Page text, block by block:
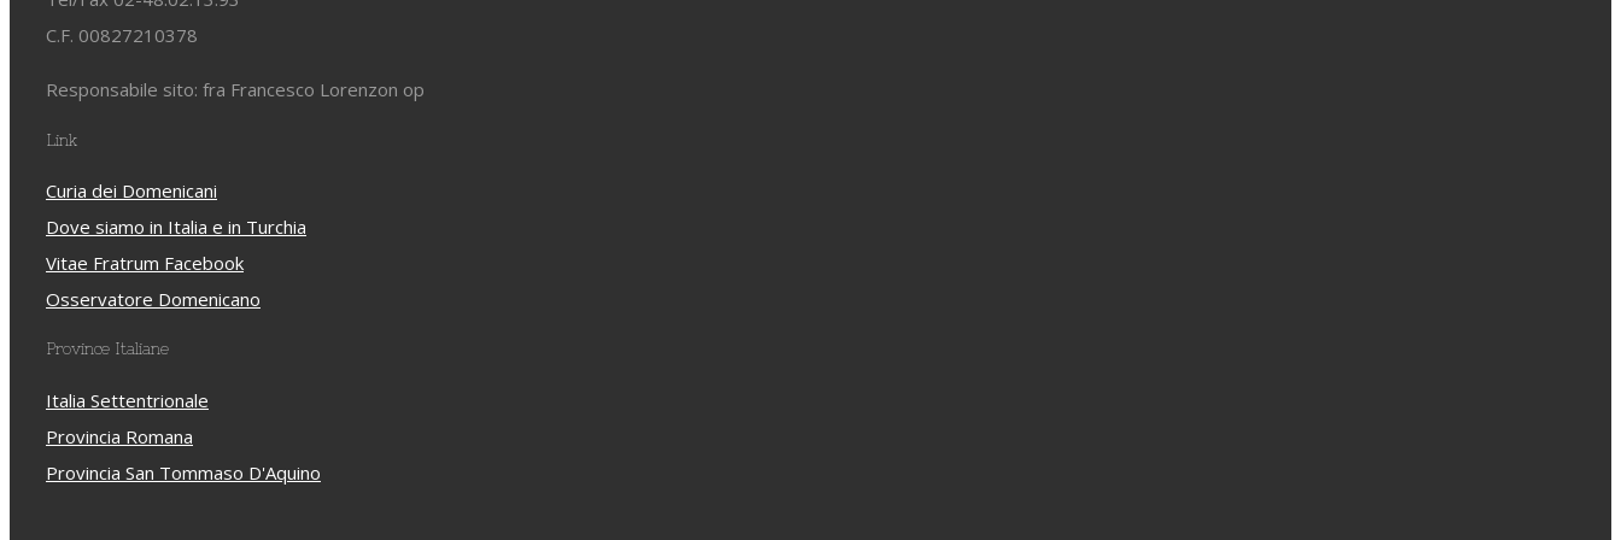
C.F. 00827210378
Responsabile sito: fra Francesco Lorenzon op
Link
Curia dei Domenicani
Dove siamo in Italia e in Turchia
Vitae Fratrum Facebook
Osservatore Domenicano
Province Italiane
Italia Settentrionale
Provincia Romana
Provincia San Tommaso D'Aquino